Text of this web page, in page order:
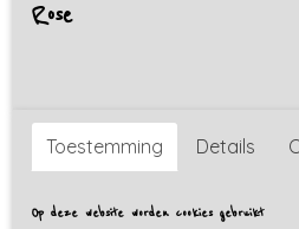
Rose
Toestemming Details
Op deze website worden cookies gebruikt